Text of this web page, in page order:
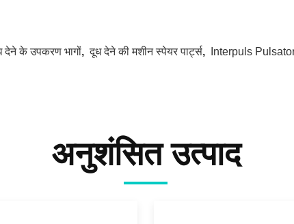
देने के उपकरण भागों,दूध देने की मशीन स्पेयर पार्ट्स, Interpuls
अनुशंसित उत्पाद